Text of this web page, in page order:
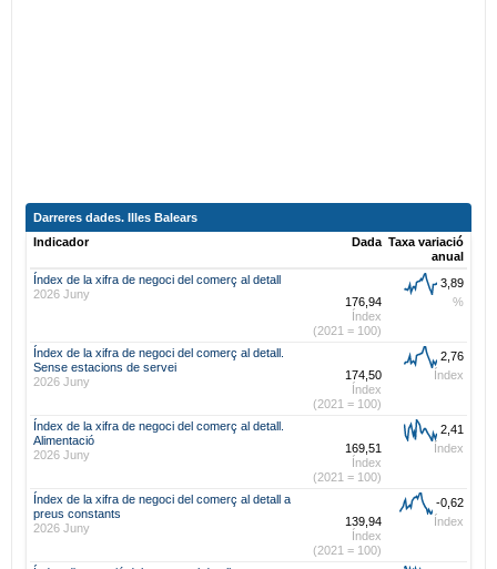
Darreres dades. Illes Balears
Indicador
Dada Taxa variació
anual
Índex de la xifra de negoci del comerç al detall
2026 Juny
176,94
Índex
(2021 = 100)
3,89
%
Índex de la xifra de negoci del comerç al detall.
Sense estacions de servei
2026 Juny
174,50
Índex
(2021 = 100)
2,76
Índex
Índex de la xifra de negoci del comerç al detall.
Alimentació
2026 Juny
169,51
Índex
(2021 = 100)
2,41
Índex
Índex de la xifra de negoci del comerç al detall a
preus constants
2026 Juny
139,94
Índex
(2021 = 100)
-0,62
Índex